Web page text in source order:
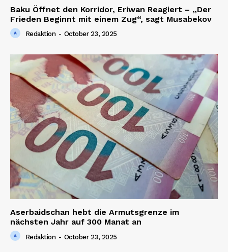
Baku Öffnet den Korridor, Eriwan Reagiert – „Der
Frieden Beginnt mit einem Zug“, sagt Musabekov
Redaktion - October 23, 2025
Aserbaidschan hebt die Armutsgrenze im
nächsten Jahr auf 300 Manat an
Redaktion - October 23, 2025